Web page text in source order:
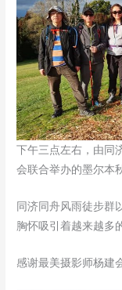
下午三点左右，由同
会联合举办的墨尔本
同济同舟风雨徒步群
胸怀吸引着越来越多
感谢最美摄影师杨建